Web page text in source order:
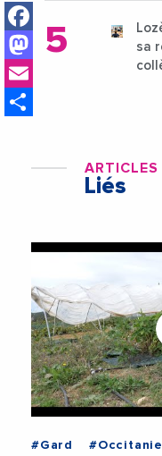
Facebook
Mastodon
sa
ARTICLES
Liés
#Gard #Occitanie